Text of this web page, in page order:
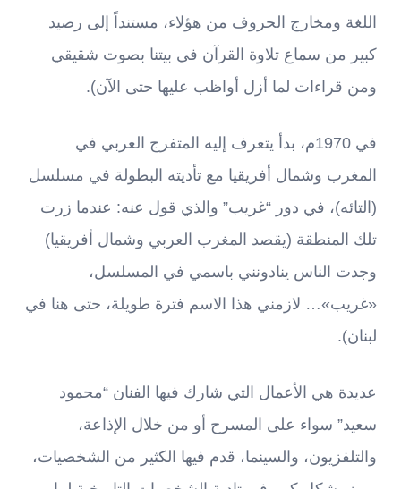
اللغة ومخارج الحروف من هؤلاء، مستنداً إلى رصيد
كبير من سماع تلاوة القرآن في بيتنا بصوت شقيقي
ومن قراءات لما أزل أواظب عليها حتى الآن).
في 1970م، بدأ يتعرف إليه المتفرج العربي في
المغرب وشمال أفريقيا مع تأديته البطولة في مسلسل
(التائه)، في دور “غريب” والذي قول عنه: عندما زرت
تلك المنطقة (يقصد المغرب العربي وشمال أفريقيا)
وجدت الناس ينادونني باسمي في المسلسل،
«غريب»… لازمني هذا الاسم فترة طويلة، حتى هنا في
لبنان).
عديدة هي الأعمال التي شارك فيها الفنان “محمود
سعيد” سواء على المسرح أو من خلال الإذاعة،
والتلفزيون، والسينما، قدم فيها الكثير من الشخصيات،